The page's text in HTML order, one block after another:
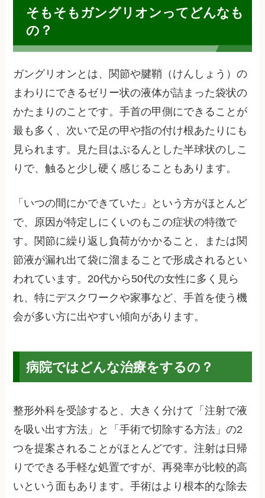
そもそもガングリオンってどんなも
の？
ガングリオンとは、関節や腱鞘（けんしょう）の
まわりにできるゼリー状の液体が詰まった袋状の
かたまりのことです。手首の甲側にできることが
最も多く、次いで足の甲や指の付け根あたりにも
見られます。見た目はぷるんとした半球状のしこ
りで、触ると少し硬く感じることもあります。
「いつの間にかできていた」という方がほとんど
で、原因が特定しにくいのもこの症状の特徴で
す。関節に繰り返し負荷がかかること、または関
節液が漏れ出て袋に溜まることで形成されるとい
われています。20代から50代の女性に多く見ら
れ、特にデスクワークや家事など、手首を使う機
会が多い方に出やすい傾向があります。
病院ではどんな治療をするの？
整形外科を受診すると、大きく分けて「注射で液
を吸い出す方法」と「手術で切除する方法」の2
つを提案されることがほとんどです。注射は日帰
りでできる手軽な処置ですが、再発率が比較的高
いという面もあります。手術はより根本的な除去